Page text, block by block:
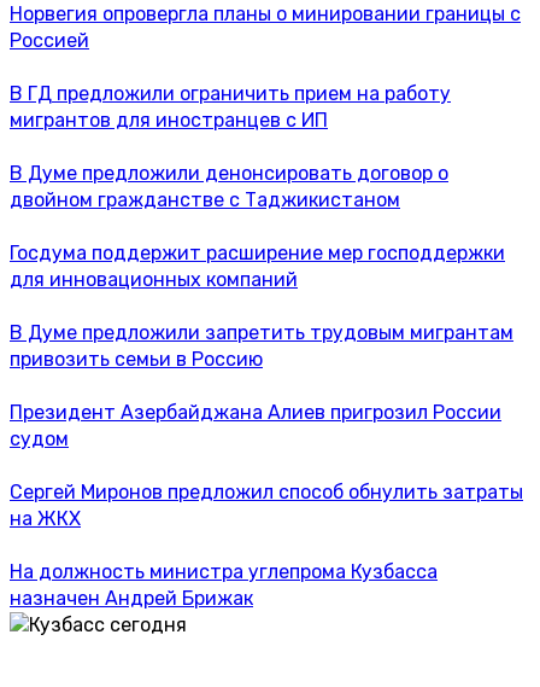
Норвегия опровергла планы о минировании границы с
Россией
В ГД предложили ограничить прием на работу
мигрантов для иностранцев с ИП
В Думе предложили денонсировать договор о
двойном гражданстве с Таджикистаном
Госдума поддержит расширение мер господдержки
для инновационных компаний
В Думе предложили запретить трудовым мигрантам
привозить семьи в Россию
Президент Азербайджана Алиев пригрозил России
судом
Сергей Миронов предложил способ обнулить затраты
на ЖКХ
На должность министра углепрома Кузбасса
назначен Андрей Брижак